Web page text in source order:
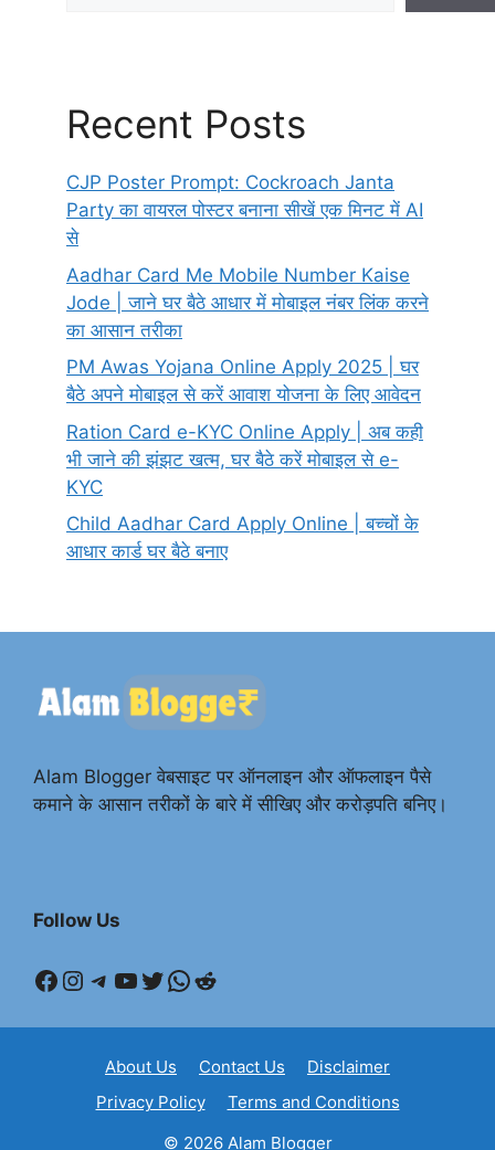
Recent Posts
CJP Poster Prompt: Cockroach Janta
Party का वायरल पोस्टर बनाना सीखें एक मिनट में AI
से
Aadhar Card Me Mobile Number Kaise
Jode | जाने घर बैठे आधार में मोबाइल नंबर लिंक करने
का आसान तरीका
PM Awas Yojana Online Apply 2025 | घर
बैठे अपने मोबाइल से करें आवाश योजना के लिए आवेदन
Ration Card e-KYC Online Apply | अब कही
भी जाने की झंझट खत्म, घर बैठे करें मोबाइल से e-
KYC
Child Aadhar Card Apply Online | बच्चों के
आधार कार्ड घर बैठे बनाए
Alam Blogger वेबसाइट पर ऑनलाइन और ऑफलाइन पैसे
कमाने के आसान तरीकों के बारे में सीखिए और करोड़पति बनिए।
Follow Us
Facebook
Instagram
Telegram
YouTube
Twitter
WhatsApp
Reddit
About Us Contact Us
Disclaimer
Privacy Policy
Terms and Conditions
© 2026 Alam Blogger